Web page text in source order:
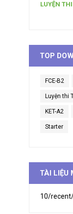
LUYỆN
TOP
FCE-B2
Luyện thi
KET-A2
Starter
TÀI LIỆU
10/